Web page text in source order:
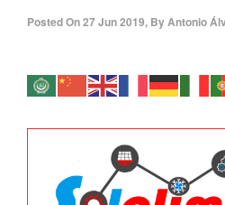
Posted On27 Jun 2019, ByAntonio